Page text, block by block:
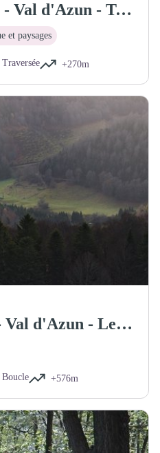
Circuit VTT n°14 - Val d'Azun - Traversée Soulor-Couraduque
et paysages
Traversée +270m
Circuit VTT n°2 - Val d'Azun - Les Spandelles
Boucle +576m